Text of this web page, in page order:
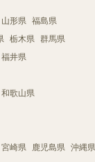
山形県 福島県
栃木県 群馬県
福井県
和歌山県
宮崎県 鹿児島県 沖縄県